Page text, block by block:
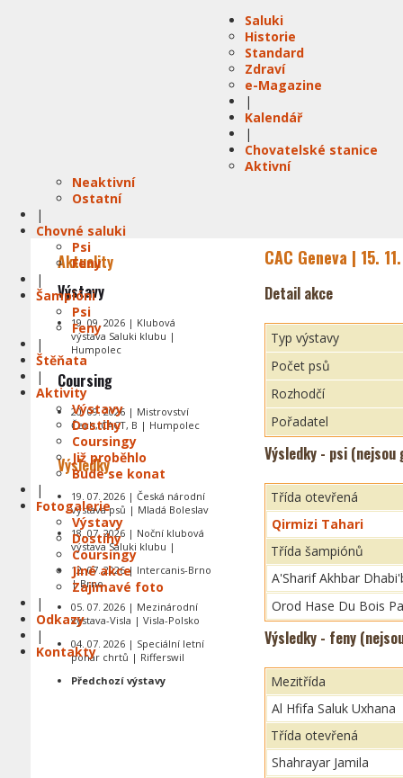
Saluki
Historie
Standard
Zdraví
e-Magazine
|
Kalendář
|
Chovatelské stanice
Aktivní
Neaktivní
Ostatní
|
Chovné saluki
Psi
Feny
|
Šampióni
Psi
Feny
|
Štěňata
|
Aktivity
Výstavy
Dostihy
Coursingy
Již proběhlo
Bude se konat
|
Fotogalerie
Výstavy
Dostihy
Coursingy
Jiné akce
Zajímavé foto
|
Odkazy
|
Kontakty
CAC Geneva | 15.
Detail akce
Typ výstavy
Počet psů
Rozhodčí
Pořadatel
Výsledky - psi
Třída otevřená
Qirmizi Tahari
Třída šampiónů
A'Sharif Akhbar
Orod Hase Du Bois
Výsledky - feny
Mezitřída
Al Hfifa Saluk Uxhana
Třída otevřená
Shahrayar Jamila
Aktuality
Výstavy
19. 09. 2026 | Klubová
výstava Saluki klubu |
Humpolec
Coursing
20. 09. 2026 | Mistrovství
Čech, CACT, B | Humpolec
Výsledky
19. 07. 2026 | Česká národní
výstava psů | Mladá Boleslav
18. 07. 2026 | Noční klubová
výstava Saluki klubu |
12. 07. 2026 | Intercanis-Brno
| Brno
05. 07. 2026 | Mezinárodní
výstava-Visla | Visla-Polsko
04. 07. 2026 | Speciální letní
pohár chrtů | Rifferswil
Předchozí výstavy